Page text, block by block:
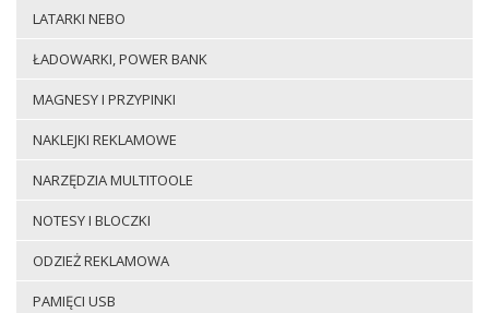
LATARKI NEBO
ŁADOWARKI, POWER BANK
MAGNESY I PRZYPINKI
NAKLEJKI REKLAMOWE
NARZĘDZIA MULTITOOLE
NOTESY I BLOCZKI
ODZIEŻ REKLAMOWA
PAMIĘCI USB